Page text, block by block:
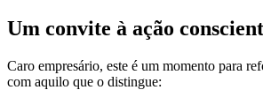
Um convite à ação
Caro empresário, este é um momento para
com aquilo que o distingue: